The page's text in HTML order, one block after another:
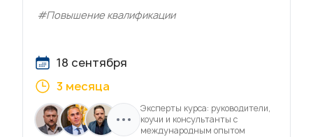
#Повышение квалификации
18 сентября
3 месяца
Эксперты курса: руководители,
коучи и консультанты с
международным опытом